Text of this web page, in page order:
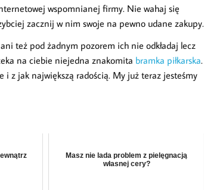
wspomnianej firmy. Nie wahaj się
zacznij w nim swoje na pewno udane zakupy.
też pod żadnym pozorem ich nie odkładaj lecz
na ciebie niejedna znakomita bramka piłkarska.
i z jak największą radością. My już teraz jesteśmy
Masz nie lada problem z pielęgnacją
własnej cery?